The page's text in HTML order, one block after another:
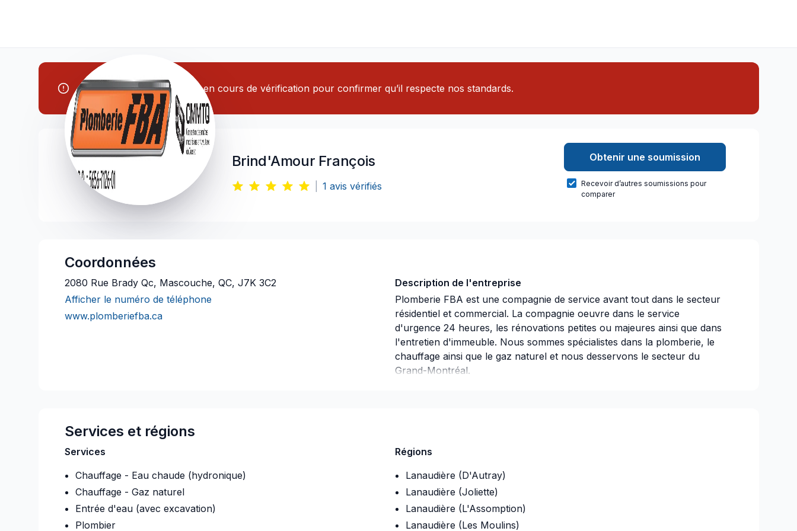
Note: Cet entrepreneur est en cours de vérification pour confirmer qu’il respecte nos standards.
Brind'Amour François
1 avis vérifiés
Obtenir une soumission
Recevoir d’autres soumissions pour
comparer
Coordonnées
2080 Rue Brady Qc, Mascouche, QC, J7K 3C2
Afficher le numéro de téléphone
www.plomberiefba.ca
Description de l'entreprise
Plomberie FBA est une compagnie de service avant tout dans le secteur
résidentiel et commercial. La compagnie oeuvre dans le service
d'urgence 24 heures, les rénovations petites ou majeures ainsi que dans
l'entretien d'immeuble. Nous sommes spécialistes dans la plomberie, le
chauffage ainsi que le gaz naturel et nous desservons le secteur du
Grand-Montréal.
Assurance
Companie d'assurance
AVIVA
Numéro de police d'assurance
Services et régions
Services
Chauffage - Eau chaude (hydronique)
Chauffage - Gaz naturel
Entrée d'eau (avec excavation)
Plombier
Régions
Lanaudière (D'Autray)
Lanaudière (Joliette)
Lanaudière (L'Assomption)
Lanaudière (Les Moulins)